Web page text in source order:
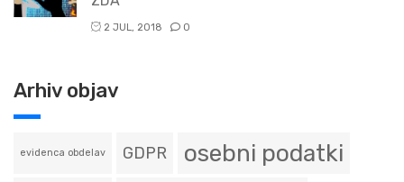
2 JUL, 2018 0
Arhiv objav
evidenca obdelav GDPR osebni podatki